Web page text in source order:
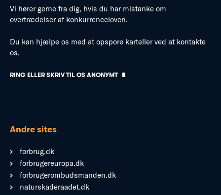
Vi hører gerne fra dig, hvis du har mistanke om
overtrædelser af konkurrenceloven.
Du kan hjælpe os med at opspore karteller ved at kontakte
os.
RING ELLER SKRIV TIL OS ANONYMT
Andre sites
forbrug.dk
forbrugereuropa.dk
forbrugerombudsmanden.dk
naturskaderaadet.dk